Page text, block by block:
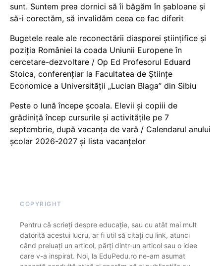
sunt. Suntem prea dornici să îi băgăm în șabloane și
să-i corectăm, să invalidăm ceea ce fac diferit
Bugetele reale ale reconectării diasporei științifice și
poziția României la coada Uniunii Europene în
cercetare-dezvoltare / Op Ed Profesorul Eduard
Stoica, conferențiar la Facultatea de Științe
Economice a Universității „Lucian Blaga” din Sibiu
Peste o lună începe școala. Elevii și copiii de
grădiniță încep cursurile și activitățile pe 7
septembrie, după vacanța de vară / Calendarul anului
școlar 2026-2027 și lista vacanțelor
COPYRIGHT
Pentru că scrieți despre educație, sau cu atât mai mult
datorită acestui lucru, ar fi util să citați cu link, atunci
când preluați un articol, părți dintr-un articol sau o idee
care v-a inspirat. Noi, la EduPedu.ro ne-am asumat